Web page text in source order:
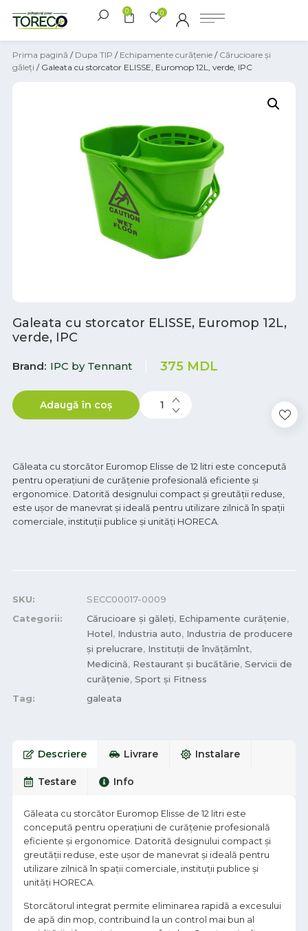
0 0
Prima pagină / Dupa TIP / Echipamente curățenie / Cărucioare și
găleți / Galeata cu storcator ELISSE, Euromop 12L, verde, IPC
Galeata cu storcator ELISSE, Euromop 12L,
verde, IPC
Brand IPC by Tennant 375 MDL
Adaugă în coș
Găleata cu storcător Euromop Elisse de 12 litri este concepută
pentru operațiuni de curățenie profesională eficiente și
ergonomice. Datorită designului compact și greutății reduse,
este ușor de manevrat și ideală pentru utilizare zilnică în spații
comerciale, instituții publice și unități HORECA.
SKU:
SECC00017-0009
Categorii:
Cărucioare și găleți, Echipamente curățenie,
Hotel, Industria auto, Industria de producere
și prelucrare, Instituții de învățămînt,
Medicină, Restaurant și bucătărie, Servicii de
curățenie, Sport și Fitness
Tag:
galeata
Descriere Livrare Instalare
Testare Info
Găleata cu storcător Euromop Elisse de 12 litri este
concepută pentru operațiuni de curățenie profesională
eficiente și ergonomice. Datorită designului compact și
greutății reduse, este ușor de manevrat și ideală pentru
utilizare zilnică în spații comerciale, instituții publice și
unități HORECA.
Storcătorul integrat permite eliminarea rapidă a excesului
de apă din mop, contribuind la un control mai bun al